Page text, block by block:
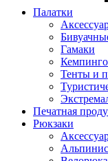
Палатки
Гамаки
Тенты и
Печатная
Рюкзаки